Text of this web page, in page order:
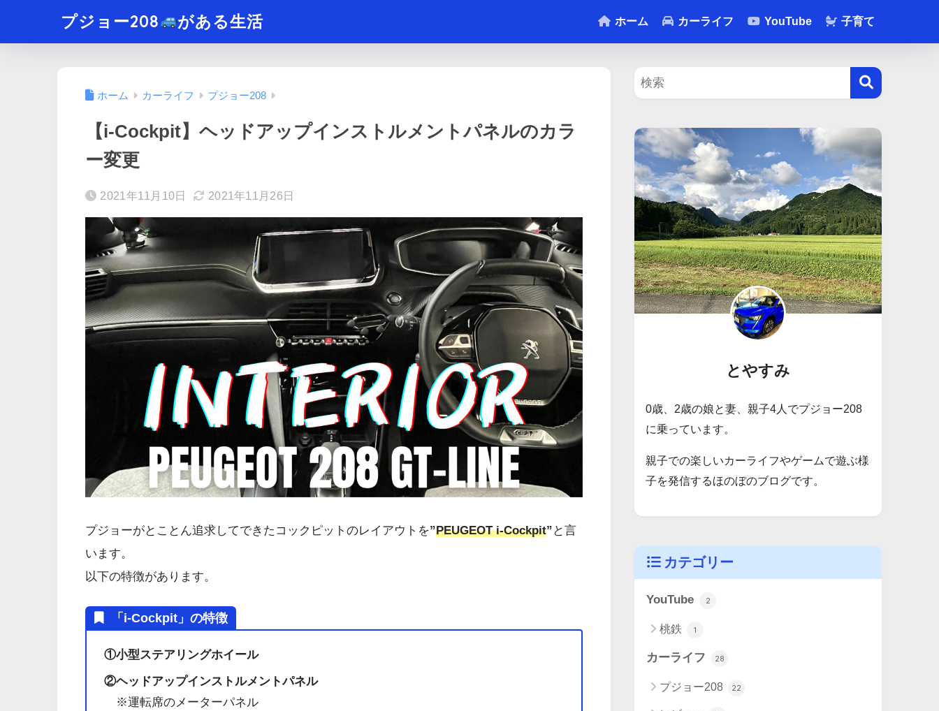
プジョー208 がある生活 ホーム カーライフ YouTube 子育て
ホーム カーライフ プジョー208
【i-Cockpit】ヘッドアップインストルメントパネルのカラ
ー変更
2021年11月10日 2021年11月26日
プジョーがとことん追求してできたコックピットのレイアウトを”PEUGEOT i-Cockpit” と言
います。
以下の特徴があります。
「i-Cockpit」の特徴
①小型ステアリングホイール
②ヘッドアップインストルメントパネル
※運転席のメーターパネル
とやすみ
0歳、2歳の娘と妻、親子4人でプジョー208
に乗っています。
親子での楽しいカーライフやゲームで遊ぶ様
子を発信するほのぼのブログです。
カテゴリー
YouTube 2
桃鉄 1
カーライフ 28
プジョー208 22